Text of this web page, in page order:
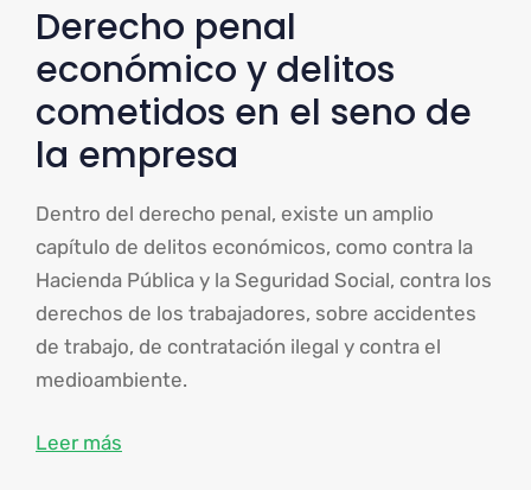
Derecho penal
económico y delitos
cometidos en el seno de
la empresa
Dentro del derecho penal, existe un amplio
capítulo de delitos económicos, como contra la
Hacienda Pública y la Seguridad Social, contra los
derechos de los trabajadores, sobre accidentes
de trabajo, de contratación ilegal y contra el
medioambiente.
Leer más